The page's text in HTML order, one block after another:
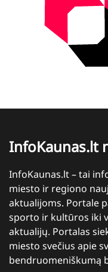
InfoKaunas.lt
InfoKaunas.lt – tai
miesto ir regiono
aktualijoms. Portale
sporto ir kultūros iki
aktualijų. Portalas
miesto svečius apie
bendruomeniškumą